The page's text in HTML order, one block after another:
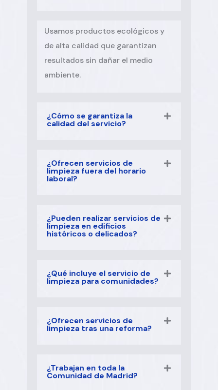
Usamos productos ecológicos y
de alta calidad que garantizan
resultados sin dañar el medio
ambiente.
¿Cómo se garantiza la
calidad del servicio?
¿Ofrecen servicios de
limpieza fuera del horario
laboral?
¿Pueden realizar servicios de
limpieza en edificios
históricos o delicados?
¿Qué incluye el servicio de
limpieza para comunidades?
¿Ofrecen servicios de
limpieza tras una reforma?
¿Trabajan en toda la
Comunidad de Madrid?